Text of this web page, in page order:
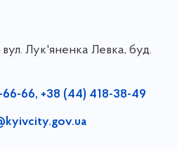
вул. Лук'яненка Левка, буд.
66-66, +38 (44) 418-38-49